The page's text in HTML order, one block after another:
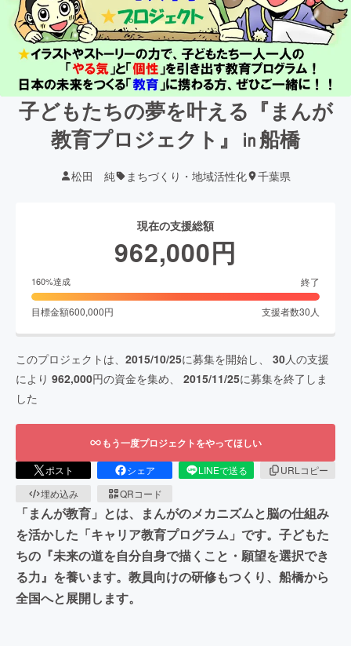
子どもたちの夢を叶える『まんが
教育プロジェクト』㏌船橋
松田 純 まちづくり・地域活性化 千葉県
現在の支援総額
962,000円
160%達成 終了
目標金額600,000円 支援者数30 人
このプロジェクトは、 2015/10/25に募集を開始し、 30人の支援
により 962,000円の資金を集め、 2015/11/25に募集を終了しま
した
もう一度プロジェクトをやってほしい
ポスト シェア LINEで送る
URLコピー
埋め込み
QRコード
「まんが教育」とは、まんがのメカニズムと脳の仕組み
を活かした「キャリア教育プログラム」です。子どもた
ちの『未来の道を自分自身で描くこと・願望を選択でき
る力』を養います。教員向けの研修もつくり、船橋から
全国へと展開します。